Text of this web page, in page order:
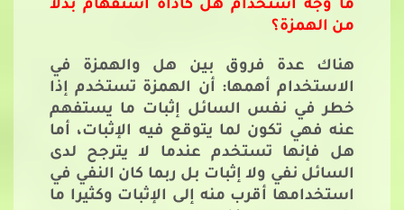
ما وجه استخدام هل كأداة استفهام بدلا
من الهمزة؟
هناك عدة فروق بين هل والهمزة في
الاستخدام أهمها: أن الهمزة تستخدم إذا
خطر في نفس السائل إثبات ما يستفهم
عنه فهي تكون لما يتوقع فيه الإثبات، أما
هل فإنها تستخدم عندما لا يترجح لدى
السائل نفي ولا إثبات بل ربما كان النفي في
استخدامها أقرب منه إلى الإثبات وكثيرا ما